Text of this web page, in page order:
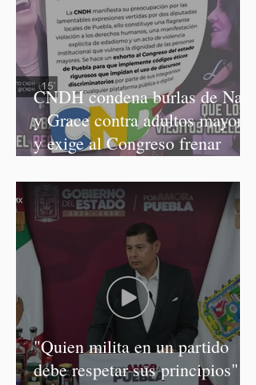
CNDH condena burlas de Nay
y Grace contra adultos mayores
y exige al Congreso frenar
"Quien milita en un partido
debe respetar sus principios":